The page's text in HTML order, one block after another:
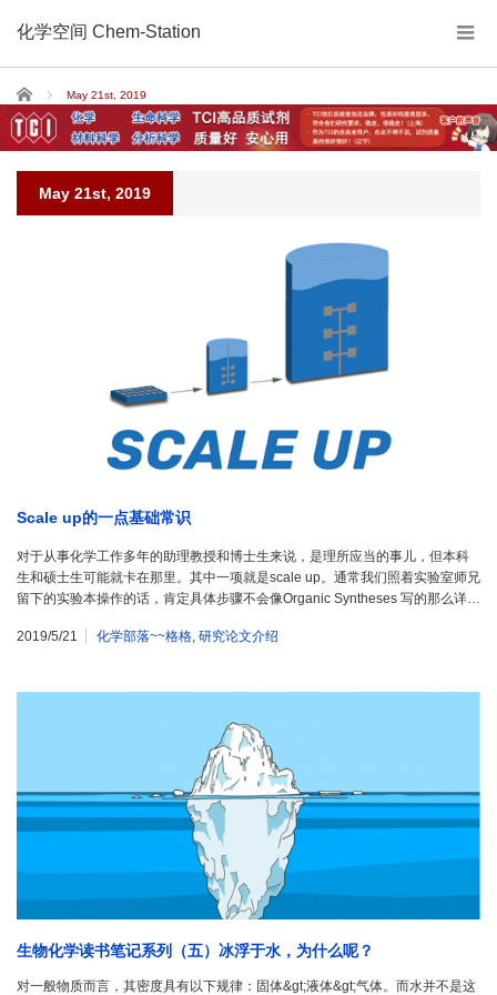
化学空间 Chem-Station
Home May 21st, 2019
May 21st, 2019
Scale up的一点基础常识
对于从事化学工作多年的助理教授和博士生来说，是理所应当的事儿，但本科
生和硕士生可能就卡在那里。其中一项就是scale up。通常我们照着实验室师兄
留下的实验本操作的话，肯定具体步骤不会像Organic Syntheses 写的那么详…
2019/5/21 化学部落~~格格 研究论文介绍
生物化学读书笔记系列（五）冰浮于水，为什么呢？
对一般物质而言，其密度具有以下规律：固体&gt;液体&gt;气体。而水并不是这